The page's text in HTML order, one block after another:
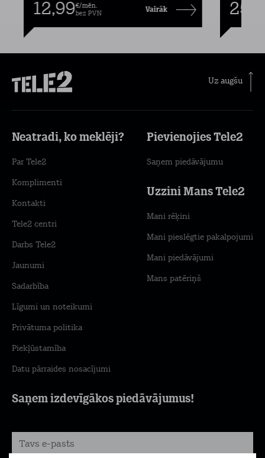
12,99€/mēn.
bez PVN
Vairāk
Uz augšu
Saņem izdevīgākos piedāvājumus!
Neatradi, ko meklēji?
Par Tele2
Komplimenti
Kontakti
Tele2 centri
Darbs Tele2
Jaunumi
Sadarbība
Līgumi un noteikumi
Privātuma politika
Piekļūstamība
Datu pārraides nosacījumi
Pievienojies Tele2
Saņem piedāvājumu
Uzzini Mans Tele2
Mani rēķini
Mani pieslēgtie pakalpojumi
Mani piedāvājumi
Mans patēriņš